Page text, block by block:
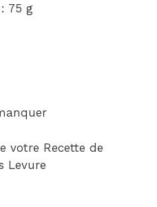
75 g
votre Recette de
Levure